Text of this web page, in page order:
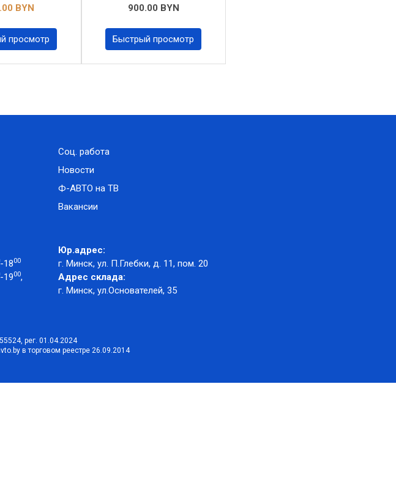
BYN
просмотр
900.00 BYN
Быстрый просмотр
Соц. работа
Новости
Ф-АВТО на ТВ
Вакансии
-1800
-1900,
Юр.адрес:
г. Минск, ул. П.Глебки, д. 11, пом. 20
Адрес склада:
г. Минск, ул.Основателей, 35
рег. 01.04.2024
в торговом реестре 26.09.2014